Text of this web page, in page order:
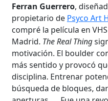
Ferran Guerrero,
propietario de Psyco Art
compré la película en
Madrid. The Real Thing
motivación. El boulder
más sentido y provocó
disciplina. Entrenar
búsqueda de bloques,